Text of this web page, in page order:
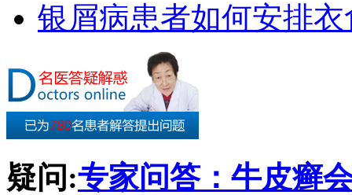
银屑病患者如何安排
疑问:专家问答：牛皮癣